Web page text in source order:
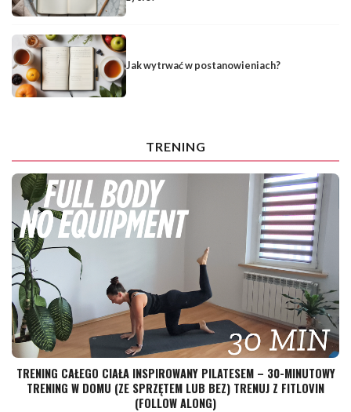
Jak wytrwać w postanowieniach?
TRENING
TRENING CAŁEGO CIAŁA INSPIROWANY PILATESEM – 30-MINUTOWY
TRENING W DOMU (ZE SPRZĘTEM LUB BEZ) TRENUJ Z FITLOVIN
(FOLLOW ALONG)